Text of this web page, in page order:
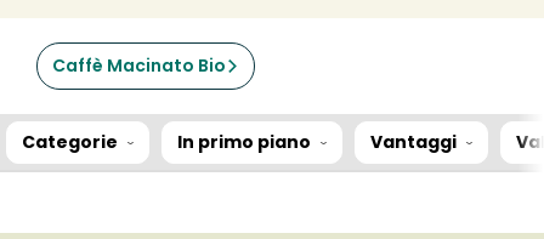
Caffè Macinato Bio
Categorie In primo piano Vantaggi